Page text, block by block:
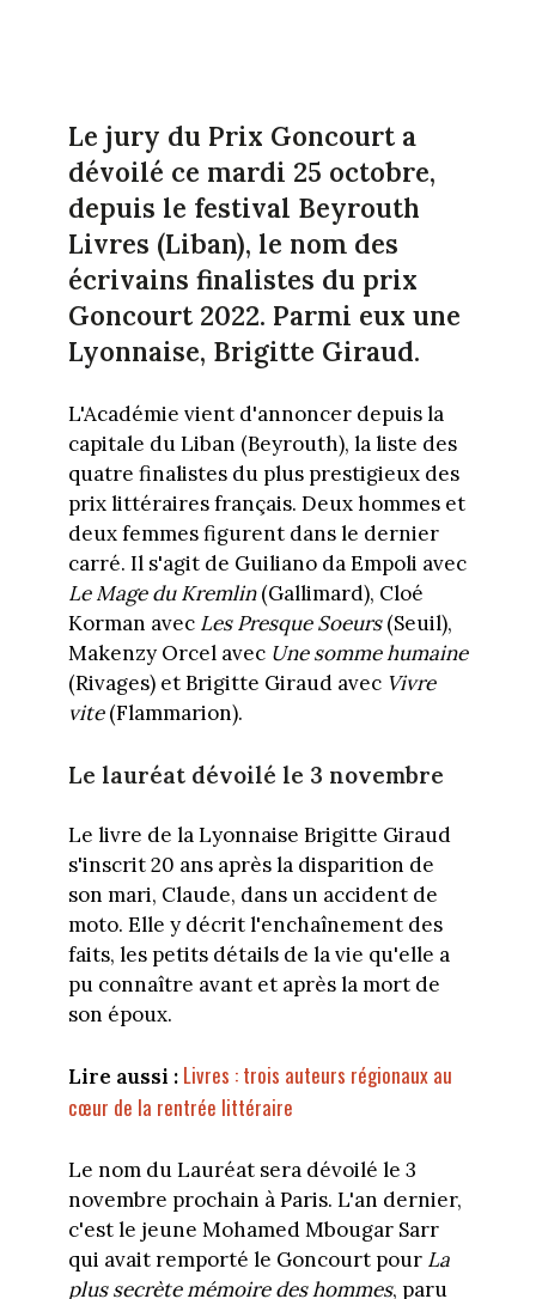
Le jury du Prix Goncourt a
dévoilé ce mardi 25 octobre,
depuis le festival Beyrouth
Livres (Liban), le nom des
écrivains finalistes du prix
Goncourt 2022. Parmi eux une
Lyonnaise, Brigitte Giraud.
L'Académie vient d'annoncer depuis la
capitale du Liban (Beyrouth), la liste des
quatre finalistes du plus prestigieux des
prix littéraires français. Deux hommes et
deux femmes figurent dans le dernier
carré. Il s'agit de Guiliano da Empoli avec
Le Mage du Kremlin(Gallimard), Cloé
Korman avec Les Presque Soeurs(Seuil),
Makenzy Orcel avec Une somme humaine
(Rivages) et Brigitte Giraud avec Vivre
vite(Flammarion).
Le lauréat dévoilé le 3 novembre
Le livre de la Lyonnaise Brigitte Giraud
s'inscrit 20 ans après la disparition de
son mari, Claude, dans un accident de
moto. Elle y décrit l'enchaînement des
faits, les petits détails de la vie qu'elle a
pu connaître avant et après la mort de
son époux.
Lire aussi : Livres : trois auteurs régionaux au
cœur de la rentrée littéraire
Le nom du Lauréat sera dévoilé le 3
novembre prochain à Paris. L'an dernier,
c'est le jeune Mohamed Mbougar Sarr
qui avait remporté le Goncourt pour La
plus secrète mémoire des hommes, paru